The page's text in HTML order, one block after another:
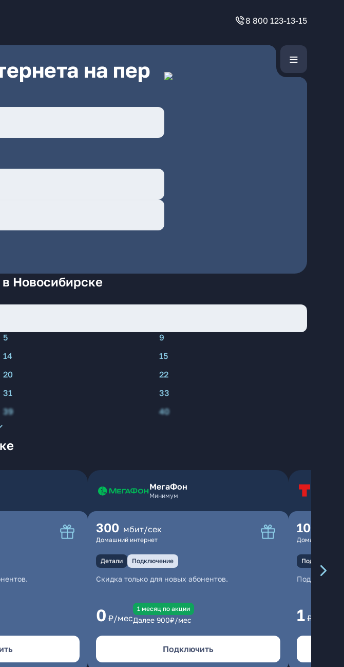
8 800 123-13-15
на пер
Новосибирске
5
9
14
15
20
22
31
33
39 40
МегаФон
Минимум
300 мбит/сек
Домашний интернет
Детали Подключение
Скидка только для новых абонентов.
0 ₽/мес
1 месяц по акции
Далее 900₽/мес
Подключить
100
Домашний
Подключение
1 ₽/мес